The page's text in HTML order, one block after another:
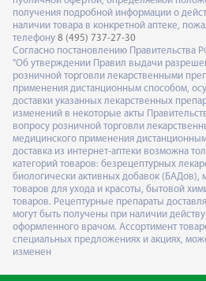
получения подробной информации о
наличии товара в конкретной аптеке,
телефону 8 (495) 737-27-30
Согласно постановлению Правительства
"Об утверждении Правил выдачи
розничной торговли лекарственными
применения дистанционным способом,
доставки указанных лекарственных
изменений в некоторые акты
вопросу розничной торговли
медицинского применения
доставка из интернет-аптеки возможна
категорий товаров: безрецептурных
биологически активных добавок (БАДов),
товаров для ухода и красоты, бытовой
товаров. Рецептурные препараты
могут быть получены при наличии
оформленного врачом. Ассортимент
специальных предложениях и акциях,
изменен